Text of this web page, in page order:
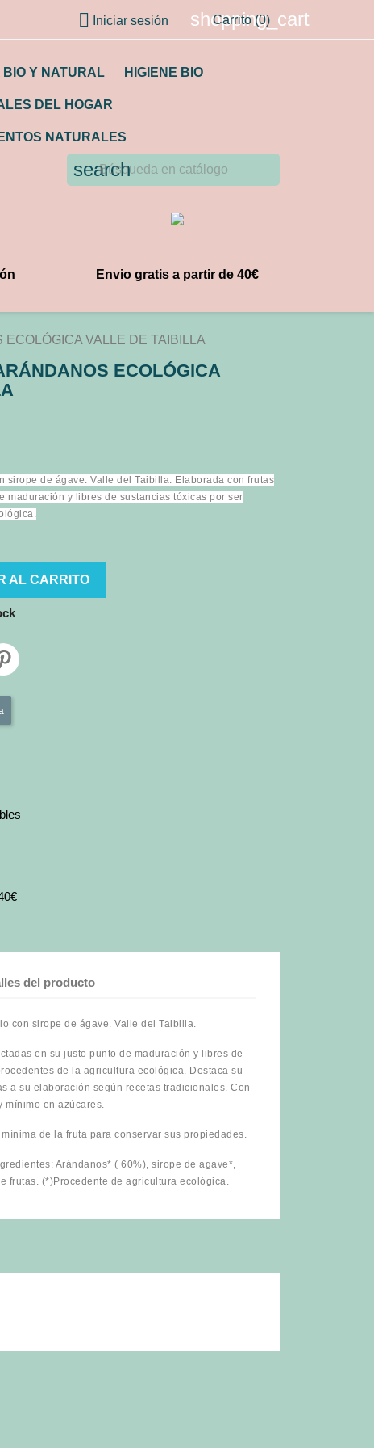
 Iniciar sesión shopping_cart
Carrito (0)
BIO Y NATURAL HIGIENE BIO
DEL HOGAR
NATURALES
search
Envio gratis a partir de 40€
VALLE DE TAIBILLA
ECOLÓGICA
sirope de ágave. Valle del Taibilla. Elaborada con frutas
maduración y libres de sustancias tóxicas por ser
AL CARRITO
del producto
con sirope de ágave. Valle del Taibilla.
en su justo punto de maduración y libres de
de la agricultura ecológica. Destaca su
a su elaboración según recetas tradicionales. Con
mínimo en azúcares.
de la fruta para conservar sus propiedades.
Arándanos* ( 60%), sirope de agave*,
frutas. (*)Procedente de agricultura ecológica.